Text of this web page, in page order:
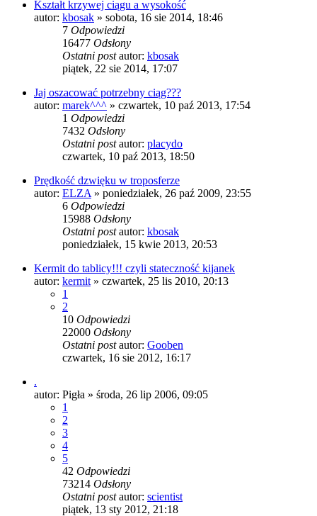
Kształt krzywej ciągu a wysokość
autor: kbosak » sobota, 16 sie 2014, 18:46
7 Odpowiedzi
16477 Odsłony
Ostatni postautor: kbosak
piątek, 22 sie 2014, 17:07
Jaj oszacować potrzebny ciąg???
autor: marek^^^ » czwartek, 10 paź 2013, 17:54
1 Odpowiedzi
7432 Odsłony
Ostatni postautor: placydo
czwartek, 10 paź 2013, 18:50
Prędkość dzwięku w troposferze
autor: ELZA » poniedziałek, 26 paź 2009, 23:55
6 Odpowiedzi
15988 Odsłony
Ostatni postautor: kbosak
poniedziałek, 15 kwie 2013, 20:53
Kermit do tablicy!!! czyli stateczność kijanek
autor: kermit » czwartek, 25 lis 2010, 20:13
1
2
10 Odpowiedzi
22000 Odsłony
Ostatni postautor: Gooben
czwartek, 16 sie 2012, 16:17
.
autor: Pigła » środa, 26 lip 2006, 09:05
1
2
3
4
5
42 Odpowiedzi
73214 Odsłony
Ostatni postautor: scientist
piątek, 13 sty 2012, 21:18